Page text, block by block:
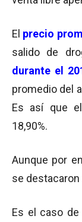
El precio
salido de
durante el
promedio del
Es así que
18,90%.
Aunque por
se
Es el caso de